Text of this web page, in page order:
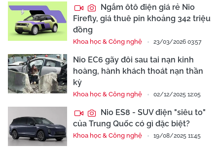
Ngắm ôtô điện giá rẻ Nio
Firefly, giá thuê pin khoảng 342 triệu
đồng
Khoa học & Công nghệ 23/03/2026 03:57
Nio EC6 gãy đôi sau tai nạn kinh
hoàng, hành khách thoát nạn thần
kỳ
Khoa học & Công nghệ 02/12/2025 12:05
Nio ES8 - SUV điện "siêu to"
của Trung Quốc có gì đặc biệt?
Khoa học & Công nghệ 19/08/2025 11:45